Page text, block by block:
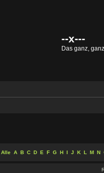
--x---
Das ganz,
Alle A B C D E F G H I J K L M N